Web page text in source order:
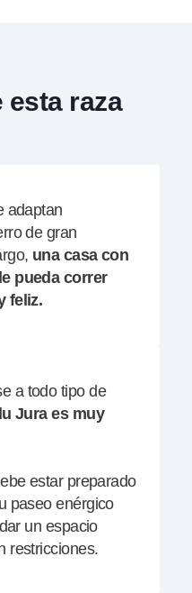
esta raza
adaptan
de gran
una casa con
pueda correr
feliz.
a todo tipo de
Jura es muy
estar preparado
paseo enérgico
un espacio
restricciones.